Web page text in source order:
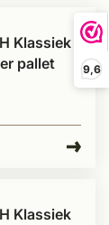
9,6
Klassiek
pallet
Klassiek